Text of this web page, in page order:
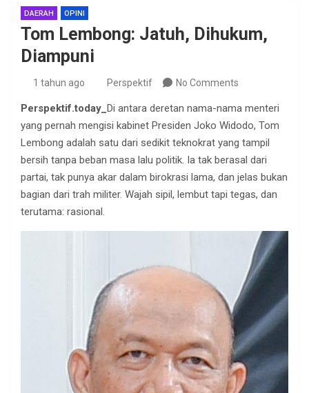
DAERAH OPINI
Tom Lembong: Jatuh, Dihukum,
Diampuni
1 tahun ago Perspektif No Comments
Perspektif.today_ Di antara deretan nama-nama menteri
yang pernah mengisi kabinet Presiden Joko Widodo, Tom
Lembong adalah satu dari sedikit teknokrat yang tampil
bersih tanpa beban masa lalu politik. Ia tak berasal dari
partai, tak punya akar dalam birokrasi lama, dan jelas bukan
bagian dari trah militer. Wajah sipil, lembut tapi tegas, dan
terutama: rasional.